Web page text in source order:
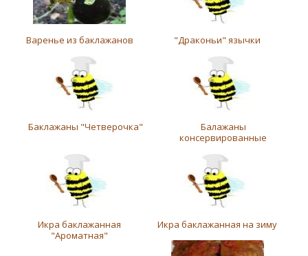
Варенье из баклажанов "Драконьи" язычки
Баклажаны "Четверочка"
Балажаны
консервированные
Икра баклажанная
"Ароматная"
Икра баклажанная на зиму